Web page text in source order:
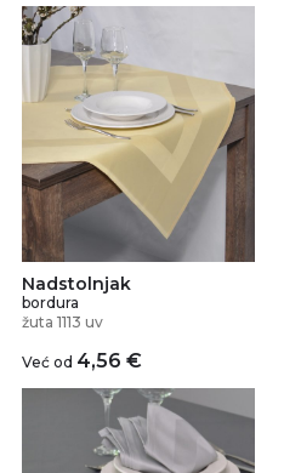
Nadstolnjak
bordura
žuta 1113 uv
Već od 4,56 €